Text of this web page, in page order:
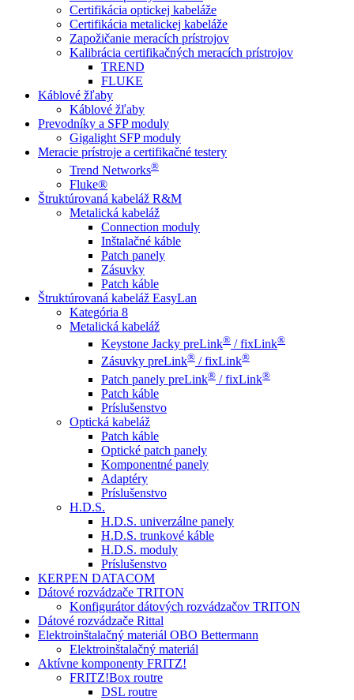
Certifikácia optickej kabeláže
Certifikácia metalickej kabeláže
Zapožičanie meracích prístrojov
Kalibrácia certifikačných meracích prístrojov
TREND
FLUKE
Káblové žľaby
Káblové žľaby
Prevodníky a SFP moduly
Gigalight SFP moduly
Meracie prístroje a certifikačné testery
Trend Networks®
Fluke®
Štruktúrovaná kabeláž R&M
Metalická kabeláž
Connection moduly
Inštalačné káble
Patch panely
Zásuvky
Patch káble
Štruktúrovaná kabeláž EasyLan
Kategória 8
Metalická kabeláž
Keystone Jacky preLink® / fixLink®
Zásuvky preLink® / fixLink®
Patch panely preLink® / fixLink®
Patch káble
Príslušenstvo
Optická kabeláž
Patch káble
Optické patch panely
Komponentné panely
Adaptéry
Príslušenstvo
H.D.S.
H.D.S. univerzálne panely
H.D.S. trunkové káble
H.D.S. moduly
Príslušenstvo
KERPEN DATACOM
Dátové rozvádzače TRITON
Konfigurátor dátových rozvádzačov TRITON
Dátové rozvádzače Rittal
Elektroinštalačný materiál OBO Bettermann
Elektroinštalačný materiál
Aktívne komponenty FRITZ!
FRITZ!Box routre
DSL routre